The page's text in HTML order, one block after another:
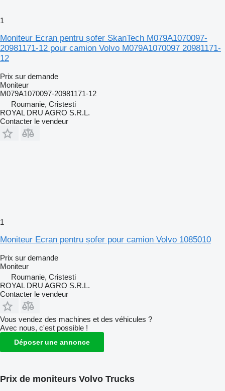
1
Moniteur Ecran pentru șofer SkanTech M079A1070097-
20981171-12 pour camion Volvo M079A1070097 20981171-
12
Prix sur demande
Moniteur
M079A1070097-20981171-12
Roumanie, Cristesti
ROYAL DRU AGRO S.R.L.
Contacter le vendeur
1
Moniteur Ecran pentru șofer pour camion Volvo 1085010
Prix sur demande
Moniteur
Roumanie, Cristesti
ROYAL DRU AGRO S.R.L.
Contacter le vendeur
Vous vendez des machines et des véhicules ?
Avec nous, c'est possible !
Déposer une annonce
Prix de moniteurs Volvo Trucks